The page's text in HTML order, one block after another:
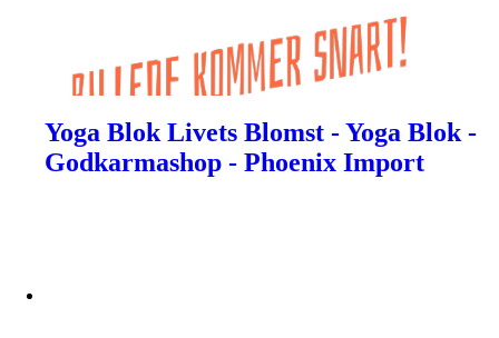
Yoga Blok Livets Blomst - Yoga Blok -
Godkarmashop - Phoenix Import